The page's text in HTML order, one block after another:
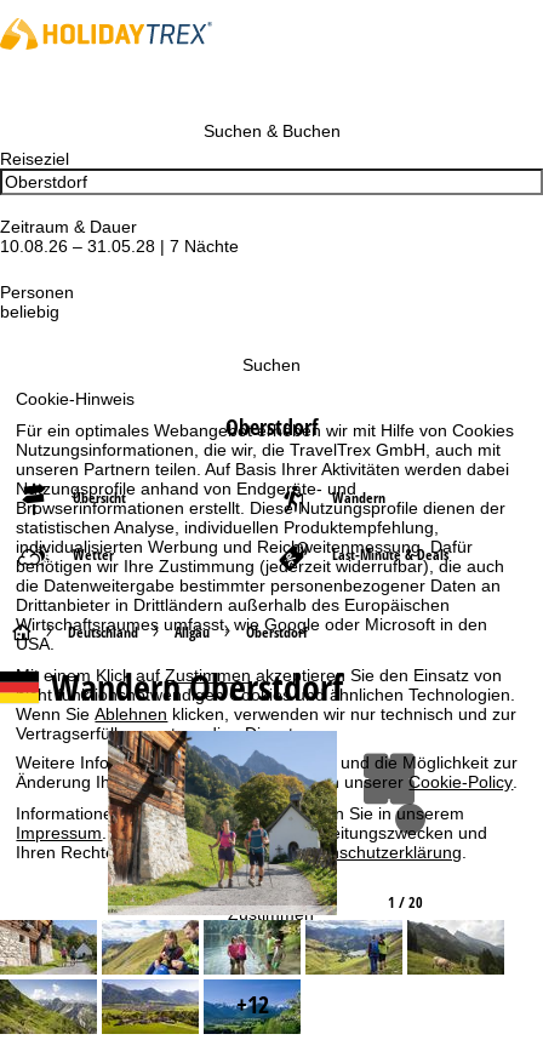
Cookie-Hinweis
Für ein optimales Webangebot erheben wir mit Hilfe von Cookies
Nutzungsinformationen, die wir, die TravelTrex GmbH, auch mit
unseren Partnern teilen. Auf Basis Ihrer Aktivitäten werden dabei
Nutzungsprofile anhand von Endgeräte- und
Browserinformationen erstellt. Diese Nutzungsprofile dienen der
statistischen Analyse, individuellen Produktempfehlung,
individualisierten Werbung und Reichweitenmessung. Dafür
benötigen wir Ihre Zustimmung (jederzeit widerrufbar), die auch
die Datenweitergabe bestimmter personenbezogener Daten an
Drittanbieter in Drittländern außerhalb des Europäischen
Wirtschaftsraumes umfasst, wie Google oder Microsoft in den
USA.
Mit einem Klick aufZustimmen akzeptieren Sie den Einsatz von
nicht funktionsnotwendigen Cookies und ähnlichen Technologien.
Wenn SieAblehnen klicken, verwenden wir nur technisch und zur
Vertragserfüllung notwendige Dienste.
Weitere Informationen zur Cookienutzung und die Möglichkeit zur
Änderung Ihrer Einstellungen finden Sie in unsererCookie-Policy
Informationen zum Verantwortlichen finden Sie in unserem
Impressum . Informationen zu den Verarbeitungszwecken und
Ihren Rechten finden Sie in unsererDatenschutzerklärung
Zustimmen
Suchen & Buchen
Reiseziel
Zeitraum & Dauer
10.08.26 – 31.05.28 | 7 Nächte
Personen
beliebig
Suchen
Oberstdorf
Übersicht Wandern
Wetter Last-Minute & Deals
S
t
a
r
t
e
i
t
Deutschland Allgäu Oberstdorf
Wandern Oberstdorf
1 / 20
+12